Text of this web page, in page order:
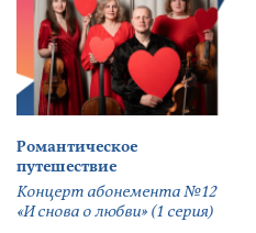
Романтическое
путешествие
Концерт абонемента №12
«И снова о любви» (1 серия)